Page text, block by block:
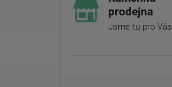
prodejna
Jsme tu pro Vás